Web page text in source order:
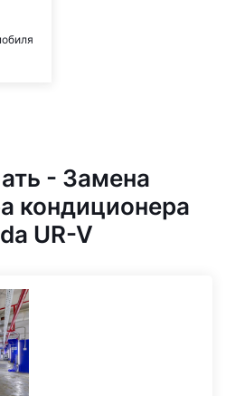
- Замена
кондиционера
UR-V